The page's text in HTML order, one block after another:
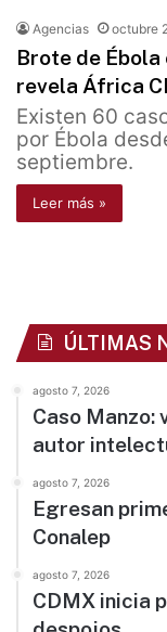
Agencias octubre
Brote de Ébola
revela África
Existen 60
por Ébola
septiembre.
Leer más »
ÚLTIMAS
agosto 7, 2026
Caso Manzo:
autor
agosto 7, 2026
Egresan
Conalep
agosto 7, 2026
CDMX inicia